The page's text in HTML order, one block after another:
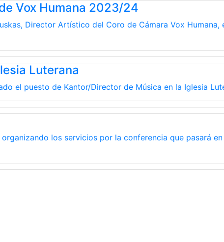
Vox Humana 2023/24
Director Artístico del Coro de Cámara Vox Humana,
Luterana
el puesto de Kantor/Director de Música en la Iglesia
los servicios por la conferencia que pasará